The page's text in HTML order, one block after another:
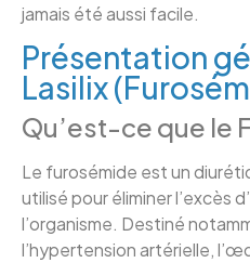
jamais été aussi facile.
Présentation
Lasilix
Qu’est-ce que le
Le furosémide est un
utilisé pour éliminer l’excès
l’organisme. Destiné
l’hypertension artérielle,